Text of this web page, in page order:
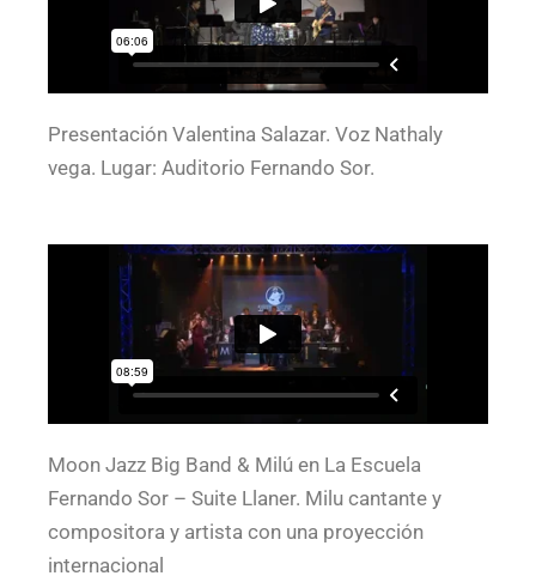
Presentación Valentina Salazar. Voz Nathaly
vega. Lugar: Auditorio Fernando Sor.
Moon Jazz Big Band & Milú en La Escuela
Fernando Sor – Suite Llaner. Milu cantante y
compositora y artista con una proyección
internacional